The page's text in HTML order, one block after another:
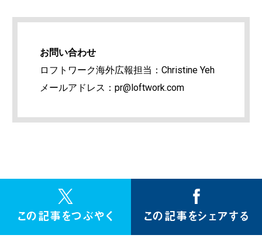
お問い合わせ
ロフトワーク海外広報担当：Christine Yeh
メールアドレス：pr@loftwork.com
この記事をつぶやく この記事をシェアする